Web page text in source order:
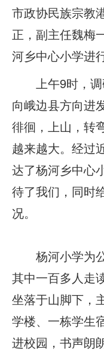
市政协民族宗教
正，副主任魏梅
河乡中心小学进
上午9时，调
向峨边县方向进
徘徊，上山，转
越来越大。经过
达了杨河乡中心
待了我们，同时
况。
杨河小学为公
其中一百多人走
坐落于山脚下，
学楼、一栋学生
进校园，书声朗